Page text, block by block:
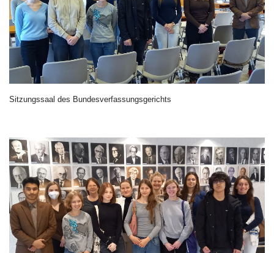
Sitzungssaal des Bundesverfassungsgerichts